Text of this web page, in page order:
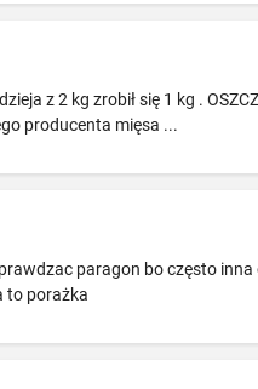
z 2 kg zrobił się 1 kg .
producenta mięsa ...
paragon bo często
to porażka